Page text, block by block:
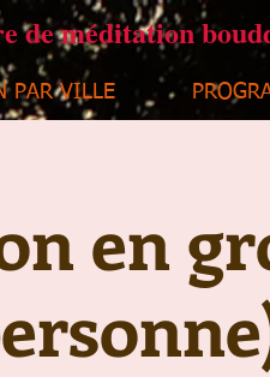
de méditation
PAR VILLE
en